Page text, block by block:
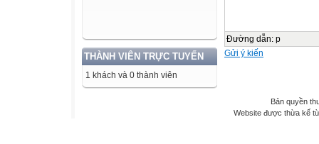
THÀNH VIÊN TRỰC TUYẾN
1 khách và 0 thành viên
Đường dẫn: p
Gửi ý kiến
Bản quyền
Website được thừa kế